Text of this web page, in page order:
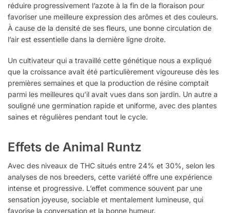
réduire progressivement l’azote à la fin de la floraison pour
favoriser une meilleure expression des arômes et des couleurs.
À cause de la densité de ses fleurs, une bonne circulation de
l’air est essentielle dans la dernière ligne droite.
Un cultivateur qui a travaillé cette génétique nous a expliqué
que la croissance avait été particulièrement vigoureuse dès les
premières semaines et que la production de résine comptait
parmi les meilleures qu’il avait vues dans son jardin. Un autre a
souligné une germination rapide et uniforme, avec des plantes
saines et régulières pendant tout le cycle.
Effets de Animal Runtz
Avec des niveaux de THC situés entre 24% et 30%, selon les
analyses de nos breeders, cette variété offre une expérience
intense et progressive. L’effet commence souvent par une
sensation joyeuse, sociable et mentalement lumineuse, qui
favorise la conversation et la bonne humeur.